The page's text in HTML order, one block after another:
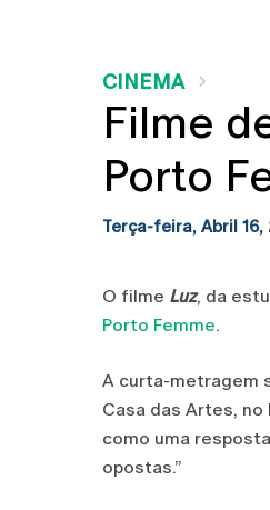
CINEMA
Filme
Porto
Terça-feira, Abril 16,
O filme Luz, da
Porto Femme.
A curta-metragem
Casa das Artes,
como uma
opostas.”